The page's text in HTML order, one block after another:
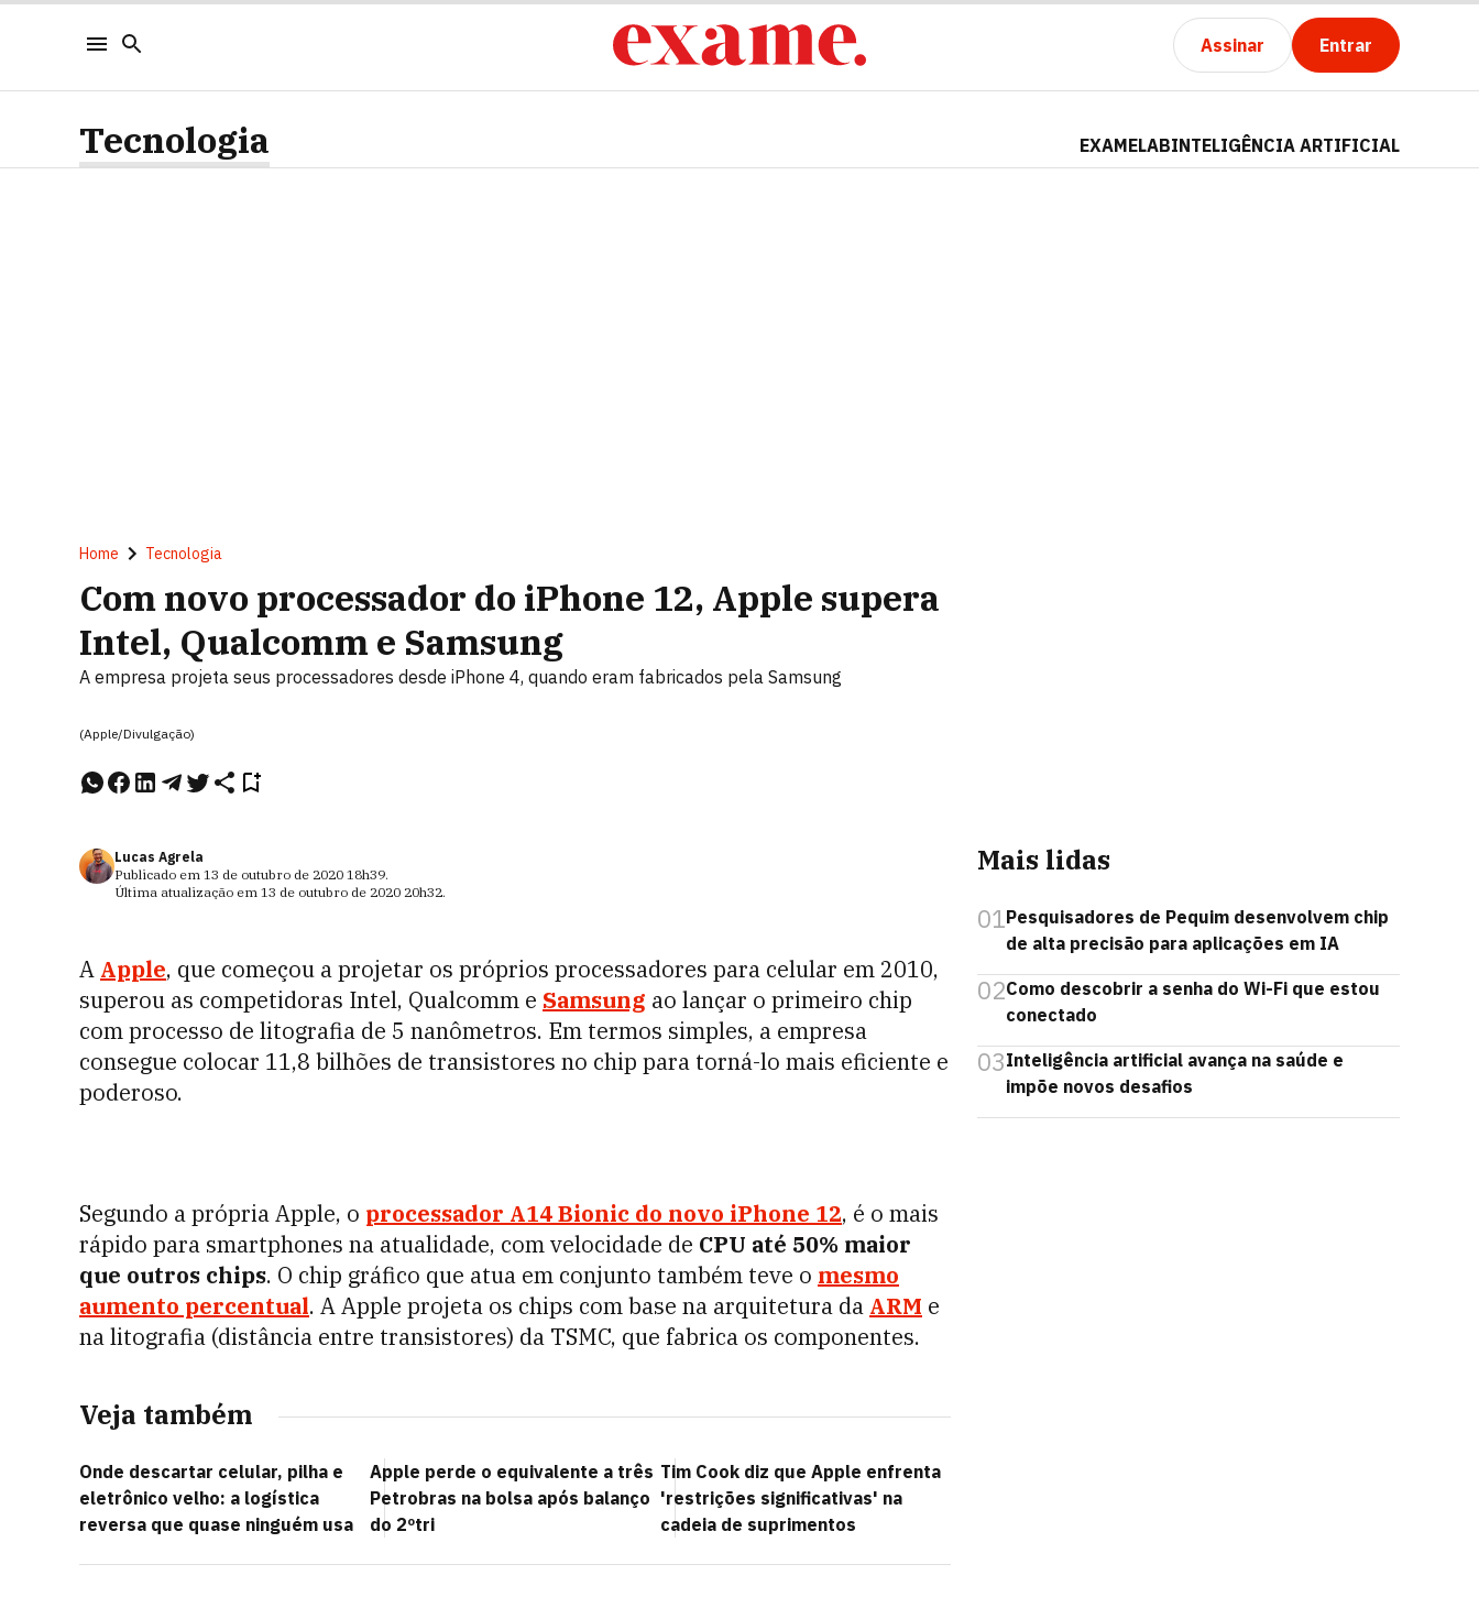
Assinar Entrar
Tecnologia EXAMELABINTELIGÊNCIA ARTIFICIAL
Home Tecnologia
Com novo processador do iPhone 12, Apple supera
Intel, Qualcomm e Samsung
A empresa projeta seus processadores desde iPhone 4, quando eram fabricados pela Samsung
(Apple/Divulgação)
Lucas Agrela
Publicado em 13 de outubro de 2020 18h39.
Última atualização em 13 de outubro de 2020 20h32.
A Apple, que começou a projetar os próprios processadores para celular em 2010,
superou as competidoras Intel, Qualcomm e Samsung ao lançar o primeiro chip
com processo de litografia de 5 nanômetros. Em termos simples, a empresa
consegue colocar 11,8 bilhões de transistores no chip para torná-lo mais eficiente e
poderoso.
Segundo a própria Apple, o processador A14 Bionic do novo iPhone 12, é o mais
rápido para smartphones na atualidade, com velocidade de CPU até 50% maior
que outros chips. O chip gráfico que atua em conjunto também teve o mesmo
aumento percentual. A Apple projeta os chips com base na arquitetura da ARM e
na litografia (distância entre transistores) da TSMC, que fabrica os componentes.
Veja também
Onde descartar celular, pilha e
eletrônico velho: a logística
reversa que quase ninguém usa
Apple perde o equivalente a três
Petrobras na bolsa após balanço
do 2ºtri
Tim Cook diz que Apple enfrenta
'restrições significativas' na
cadeia de suprimentos
Mais lidas
01Pesquisadores de Pequim desenvolvem chip
de alta precisão para aplicações em IA
02Como descobrir a senha do Wi-Fi que estou
conectado
03Inteligência artificial avança na saúde e
impõe novos desafios